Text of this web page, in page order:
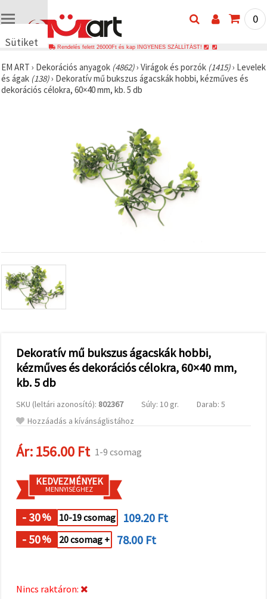
Sütiket
🍪 Cookie-
kat és
hasonló
a
valamint
relevánsabb
tartalmat
hirdetéseket
analitikai és
marketingpartnereink
segítségével
elfogadása"
gombra
kattintva
elfogadhatja
sütit, vagy
megadhatja
preferenciáit
az adott
kiválasztásával
és a
"Mentés"
gombra
Fogadja
0
Rendelés felett 26000Ft és kap INGYENES SZÁLLÍTÁST!
EM ART › Dekorációs anyagok (4862)› Virágok és porzók (1415)› Levelek
és ágak (138)› Dekoratív mű bukszus ágacskák hobbi, kézműves és
dekorációs célokra, 60×40 mm, kb. 5 db
Dekoratív mű bukszus ágacskák hobbi,
kézműves és dekorációs célokra, 60×40 mm,
kb. 5 db
SKU (leltári azonosító): 802367 Súly: 10 gr.
Darab: 5
Hozzáadás a kívánságlistához
Ár:156.00 Ft 1-9 csomag
KEDVEZMÉNYEK
MENNYISÉGHEZ
- 30% 10-19 csomag
109.20 Ft
- 50% 20 csomag + 78.00 Ft
Nincs raktáron: